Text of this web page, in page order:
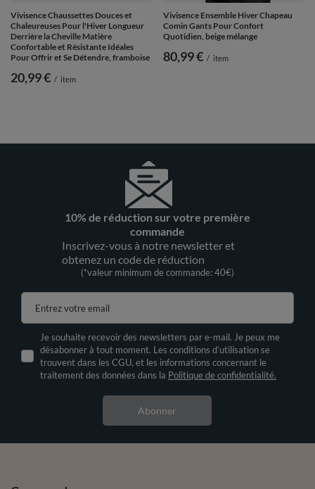
Vivisence Chaussettes Douces et
Chaleureuses Pour l'Hiver Longueur
Derrière la Cheville Matière
Confortable et Résistante Idéales
Pour Offrir et Se Détendre, framboise
20,99 € / item
Vivisence Ensemble Hiver Chapeau
Comin Gants Pour Confort
Quotidien, beige mélange
80,99 € / item
10% de réduction sur votre première
commande
Inscrivez-vous à notre newsletter et
obtenez un code de réduction
(*valeur minimum de commande: 40€)
Entrez votre email
Je souhaite recevoir des newsletters par e-mail. Je peux me
désabonner à tout moment. Les conditions d’utilisation se
trouvent dans les CGU, et les informations concernant le
traitement des données dans la Politique de confidentialité.
Abonner